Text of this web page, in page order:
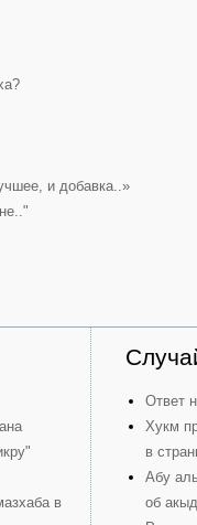
и добавка..»
в
Ответ
Хукм
в
Абу
об